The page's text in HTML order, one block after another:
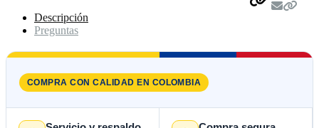
Descripción
Preguntas
COMPRA CON CALIDAD EN COLOMBIA